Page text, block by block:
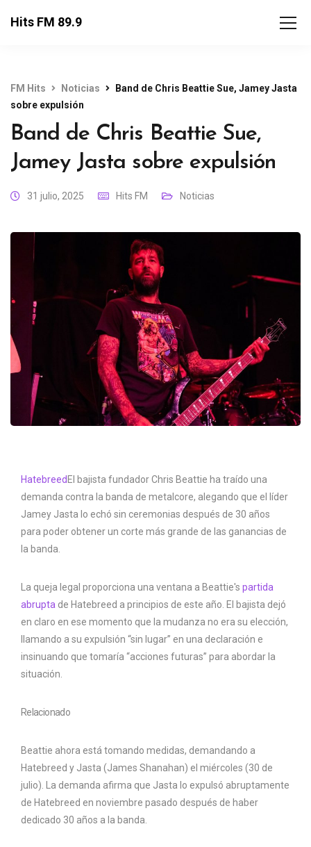
Hits FM 89.9
FM Hits Noticias
Band de Chris Beattie Sue, Jamey Jasta
sobre expulsión
Band de Chris Beattie Sue,
Jamey Jasta sobre expulsión
31 julio, 2025 Hits FM Noticias
Hatebreed El bajista fundador Chris Beattie ha traído una
demanda contra la banda de metalcore, alegando que el líder
Jamey Jasta lo echó sin ceremonias después de 30 años
para poder obtener un corte más grande de las ganancias de
la banda.
La queja legal proporciona una ventana a Beattie's partida
abrupta de Hatebreed a principios de este año. El bajista dejó
en claro en ese momento que la mudanza no era su elección,
llamando a su expulsión “sin lugar” en una declaración e
insinuando que tomaría “acciones futuras” para abordar la
situación.
Relacionado
Beattie ahora está tomando medidas, demandando a
Hatebreed y Jasta (James Shanahan) el miércoles (30 de
julio). La demanda afirma que Jasta lo expulsó abruptamente
de Hatebreed en noviembre pasado después de haber
dedicado 30 años a la banda.